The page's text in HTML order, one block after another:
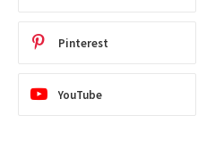
Pinterest
YouTube